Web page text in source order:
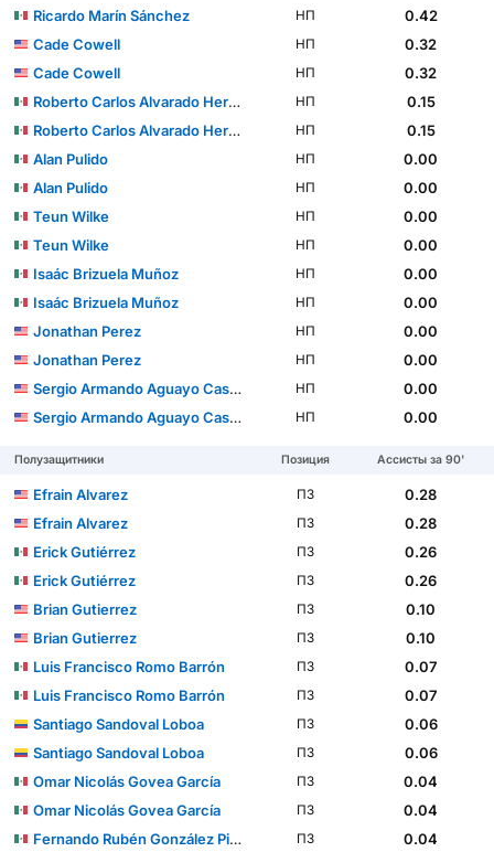
Ricardo Marín Sánchez
НП
0.42
Cade Cowell
НП
0.32
Cade Cowell
НП
0.32
Roberto Carlos Alvarado Hernández
НП
0.15
Roberto Carlos Alvarado Hernández
НП
0.15
Alan Pulido
НП
0.00
Alan Pulido
НП
0.00
Teun Wilke
НП
0.00
Teun Wilke
НП
0.00
Isaác Brizuela Muñoz
НП
0.00
Isaác Brizuela Muñoz
НП
0.00
Jonathan Perez
НП
0.00
Jonathan Perez
НП
0.00
Sergio Armando Aguayo Castillo
НП
0.00
Sergio Armando Aguayo Castillo
НП 0.00
Полузащитники Позиция Ассисты за 90'
Efrain Alvarez ПЗ
0.28
Efrain Alvarez
ПЗ
0.28
Erick Gutiérrez
ПЗ
0.26
Erick Gutiérrez
ПЗ
0.26
Brian Gutierrez
ПЗ
0.10
Brian Gutierrez
ПЗ
0.10
Luis Francisco Romo Barrón
ПЗ
0.07
Luis Francisco Romo Barrón
ПЗ
0.07
Santiago Sandoval Loboa
ПЗ
0.06
Santiago Sandoval Loboa
ПЗ
0.06
Omar Nicolás Govea García
ПЗ
0.04
Omar Nicolás Govea García
ПЗ
0.04
Fernando Rubén González Pineda
ПЗ
0.04